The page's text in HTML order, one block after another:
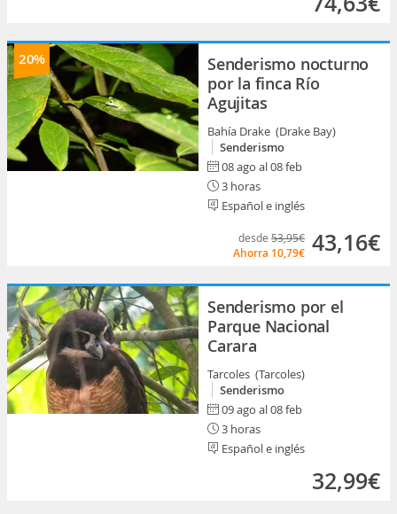
20%
Senderismo nocturno
por la finca Río
Agujitas
Bahía Drake (Drake Bay)
Senderismo
08 ago al 08 feb
3 horas
Español e inglés
desde 53,95€
Ahorra 10,79€ 43,16€
Senderismo por el
Parque Nacional
Carara
Tarcoles (Tarcoles)
Senderismo
09 ago al 08 feb
3 horas
Español e inglés
32,99€